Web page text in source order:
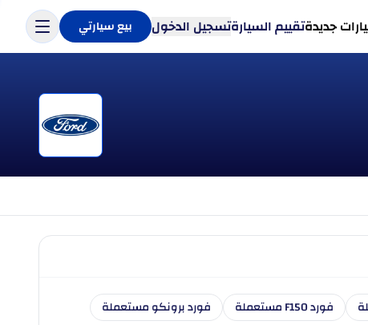
جديدةتقييم السيارةتسجيل الدخول بيع سيارتي
فورد F150 مستعملة
فورد برونكو مستعملة